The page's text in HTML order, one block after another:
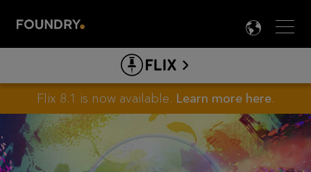

FLIX
JP
ABOUT FLIX
製品情報
FLIX ガイド&ドキュメント
クリエイター向け
Flix 8.1 is now available. Learn more here.